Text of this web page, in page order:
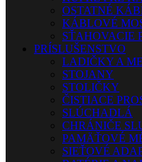
OSTATNÉ
KÁBLOVÉ
SŤAHOVACIE
PRÍSLUŠENSTVO
LADIČKY A
STOJANY
STOLIČKY
ČISTIACE
SLÚCHADLÁ
CHRÁNIČE
PAMÄŤOVÉ
SIEŤOVÉ